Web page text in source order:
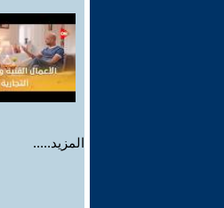
المزيد.....